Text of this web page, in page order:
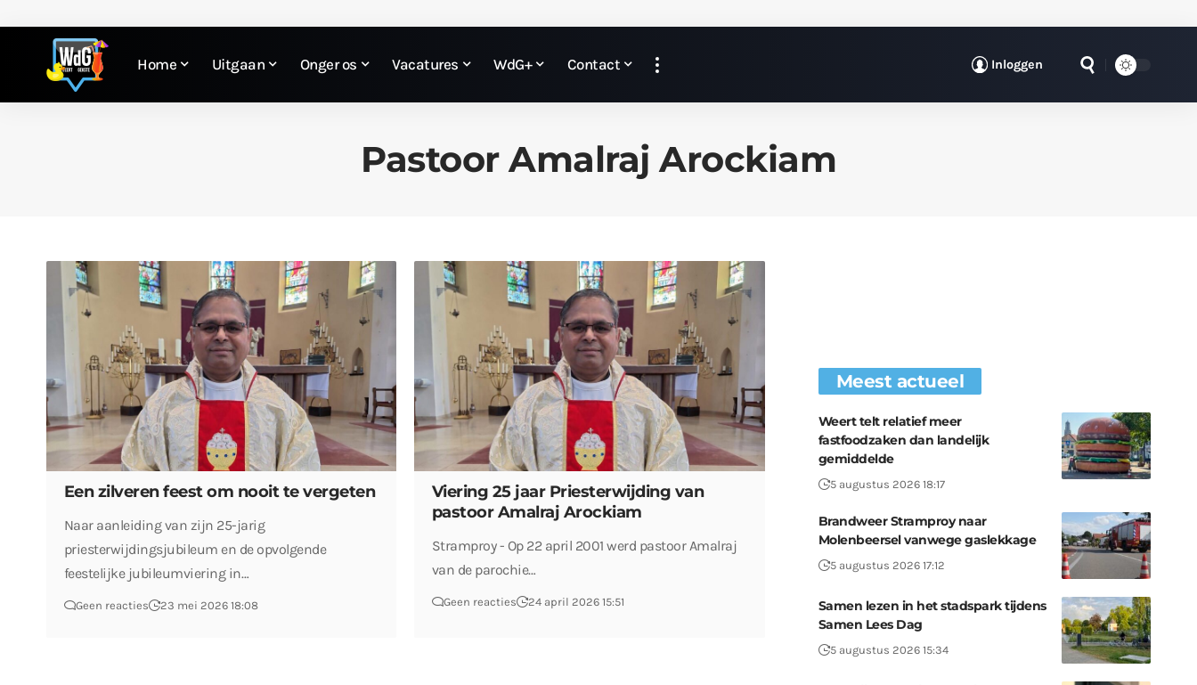
Home Uitgaan Onger os Vacatures WdG+ Contact Inloggen
Pastoor Amalraj Arockiam
Een zilveren feest om nooit te vergeten
Naar aanleiding van zijn 25-jarig
priesterwijdingsjubileum en de opvolgende
feestelijke jubileumviering in…
Geen reacties 23 mei 2026 18:08
Viering 25 jaar Priesterwijding van
pastoor Amalraj Arockiam
Stramproy - Op 22 april 2001 werd pastoor Amalraj
van de parochie…
Geen reacties 24 april 2026 15:51
Meest actueel
Weert telt relatief meer
fastfoodzaken dan landelijk
gemiddelde
5 augustus 2026 18:17
Brandweer Stramproy naar
Molenbeersel vanwege gaslekkage
5 augustus 2026 17:12
Samen lezen in het stadspark tijdens
Samen Lees Dag
5 augustus 2026 15:34